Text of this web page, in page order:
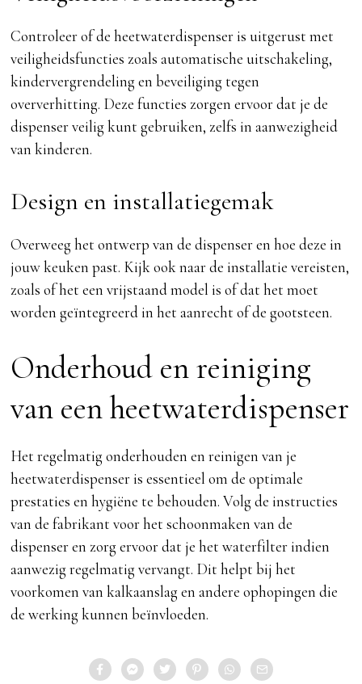
Controleer of de heetwaterdispenser is uitgerust met
veiligheidsfuncties zoals automatische uitschakeling,
kindervergrendeling en beveiliging tegen
oververhitting. Deze functies zorgen ervoor dat je de
dispenser veilig kunt gebruiken, zelfs in aanwezigheid
van kinderen.
Design en installatiegemak
Overweeg het ontwerp van de dispenser en hoe deze in
jouw keuken past. Kijk ook naar de installatie vereisten,
zoals of het een vrijstaand model is of dat het moet
worden geïntegreerd in het aanrecht of de gootsteen.
Onderhoud en reiniging
van een heetwaterdispenser
Het regelmatig onderhouden en reinigen van je
heetwaterdispenser is essentieel om de optimale
prestaties en hygiëne te behouden. Volg de instructies
van de fabrikant voor het schoonmaken van de
dispenser en zorg ervoor dat je het waterfilter indien
aanwezig regelmatig vervangt. Dit helpt bij het
voorkomen van kalkaanslag en andere ophopingen die
de werking kunnen beïnvloeden.